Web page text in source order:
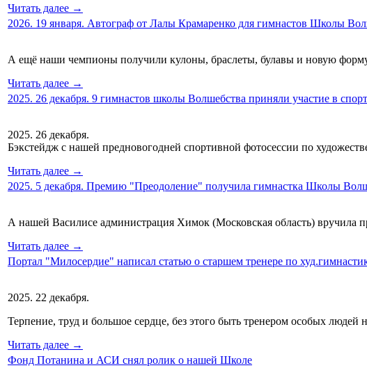
Читать далее →
2026. 19 января. Автограф от Лалы Крамаренко для гимнастов Школы
А ещё наши чемпионы получили кулоны, браслеты, булавы и новую
Читать далее →
2025. 26 декабря. 9 гимнастов школы Волшебства приняли участие в
2025. 26 декабря.
Бэкстейдж с нашей предновогодней спортивной фотосессии по
Читать далее →
2025. 5 декабря. Премию "Преодоление" получила гимнастка Школы
А нашей Василисе администрация Химок (Московская область) вручила
Читать далее →
Портал "Милосердие" написал статью о старшем тренере по
2025. 22 декабря.
Терпение, труд и большое сердце, без этого быть тренером особых людей
Читать далее →
Фонд Потанина и АСИ снял ролик о нашей Школе